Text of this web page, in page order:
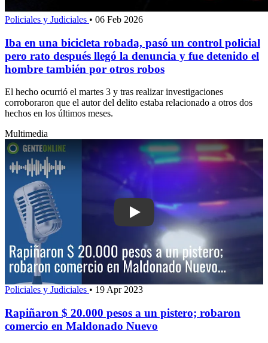
Policiales y Judiciales • 06 Feb 2026
Iba en una bicicleta robada, pasó un control policial
pero rato después llegó la denuncia y fue detenido el
hombre también por otros robos
El hecho ocurrió el martes 3 y tras realizar investigaciones
corroboraron que el autor del delito estaba relacionado a otros dos
hechos en los últimos meses.
Multimedia
Play: Rapiñaron $ 20.000 pesos a un
Policiales y Judiciales • 19 Apr 2023
Rapiñaron $ 20.000 pesos a un pistero; robaron
comercio en Maldonado Nuevo